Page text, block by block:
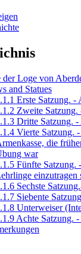
der Loge von
and Statues
Erste Satzung.
Zweite
Dritte Satzung. -
Vierte Satzung.
die
war
Fünfte Satzung.
einzutragen
Sechste
Siebente
Unterweiser
Achte Satzung.